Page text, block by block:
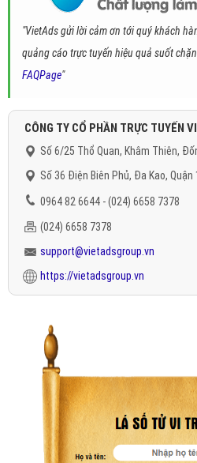
"VietAds gửi lời cảm ơn tới quý khách
quảng cáo trực tuyến hiệu quả suốt
FAQPage"
CÔNG TY CỔ PHẦN TRỰC TUYẾN
Số 6/25 Thổ Quan, Khâm Thiên,
Số 36 Điện Biên Phủ, Đa Kao, Quận
0964 82 6644 - (024) 6658 7378
(024) 6658 7378
support@vietadsgroup.vn
https://vietadsgroup.vn